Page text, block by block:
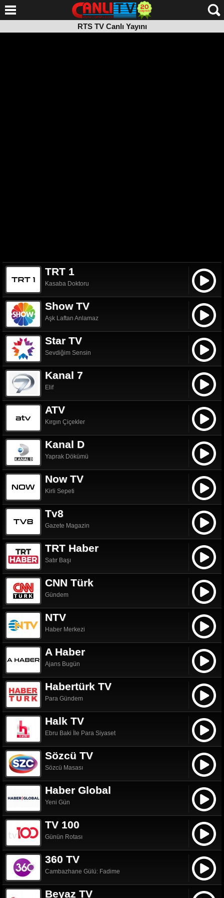
RTS TV Canlı Yayını
TRT 1
Kasaba Doktoru
Show TV
Aşk Laftan Anlamaz
Star TV
Sevdiğim Sensin
Kanal 7
Elif
ATV
Kırgın Çiçekler
Kanal D
Yaprak Dökümü
Now TV
Kirli Sepeti
Tv8
Gazete Magazin
TRT Haber
Satır Başı
CNN Türk
Gündem
NTV
Haber Merkezi
A Haber
Ajans Bugün
Habertürk TV
Para Gündem
Halk TV
Ebru Baki İle Para Siyaset
Sözcü TV
Sözcü Masası
Haber Global
Yeni Gün
TV 100
Günün Rotası
360 TV
Cambazhane Gülü: Fadime
Beyaz TV